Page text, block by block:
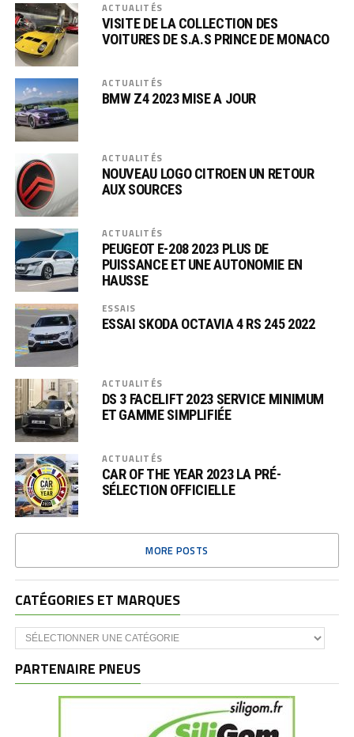
ACTUALITÉS
VISITE DE LA COLLECTION DES
VOITURES DE S.A.S PRINCE DE MONACO
ACTUALITÉS
BMW Z4 2023 MISE A JOUR
ACTUALITÉS
NOUVEAU LOGO CITROEN UN RETOUR
AUX SOURCES
ACTUALITÉS
PEUGEOT E-208 2023 PLUS DE
PUISSANCE ET UNE AUTONOMIE EN
HAUSSE
ESSAIS
ESSAI SKODA OCTAVIA 4 RS 245 2022
ACTUALITÉS
DS 3 FACELIFT 2023 SERVICE MINIMUM
ET GAMME SIMPLIFIÉE
ACTUALITÉS
CAR OF THE YEAR 2023 LA PRÉ-
SÉLECTION OFFICIELLE
MORE POSTS
CATÉGORIES ET MARQUES
Catégories
et
PARTENAIRE PNEUS